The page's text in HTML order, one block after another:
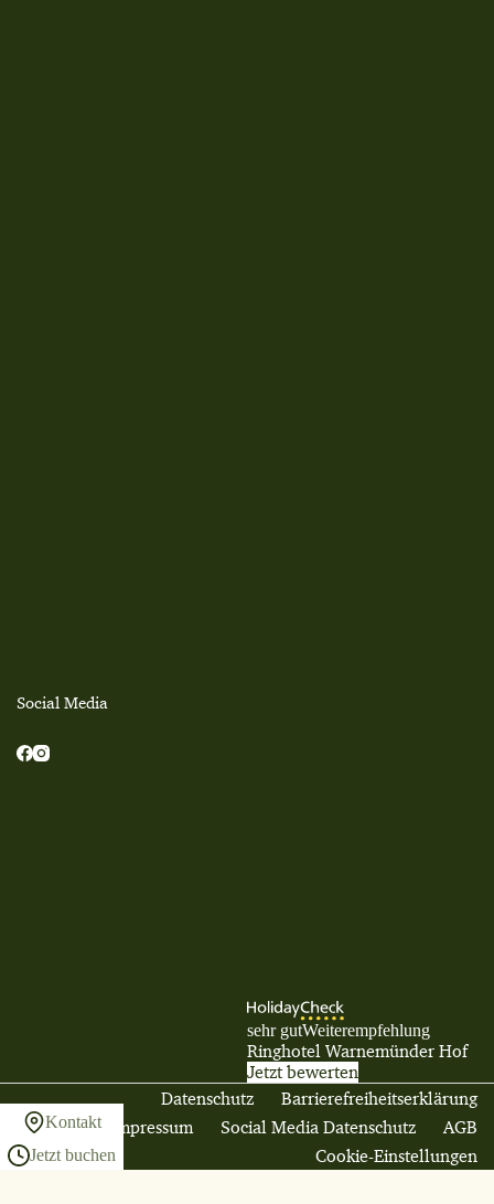
Social Media
sehr gutWeiterempfehlung
Ringhotel Warnemünder Hof
Jetzt bewerten
Datenschutz
Barrierefreiheitserklärung
Impressum
Social Media Datenschutz
AGB
Cookie-Einstellungen
Kontakt
Jetzt buchen